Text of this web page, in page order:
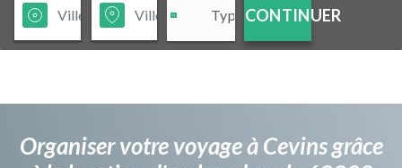
CONTINUER
Organiser votre voyage à Cevins grâce